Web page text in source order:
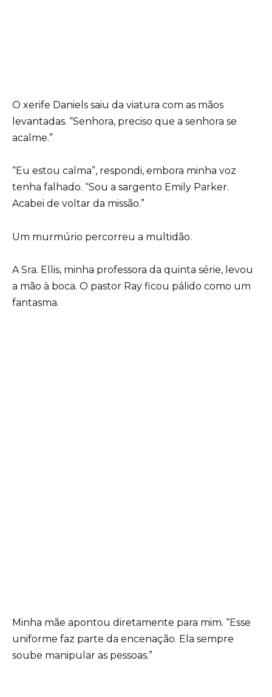
O xerife Daniels saiu da viatura com as mãos
levantadas. “Senhora, preciso que a senhora se
acalme.”
“Eu estou calma”, respondi, embora minha voz
tenha falhado. “Sou a sargento Emily Parker.
Acabei de voltar da missão.”
Um murmúrio percorreu a multidão.
A Sra. Ellis, minha professora da quinta série, levou
a mão à boca. O pastor Ray ficou pálido como um
fantasma.
Minha mãe apontou diretamente para mim. “Esse
uniforme faz parte da encenação. Ela sempre
soube manipular as pessoas.”